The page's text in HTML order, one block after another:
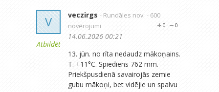
V
Atbildēt
veczirgs - Rundāles nov. - 600
novērojumi
0
0
14.06.2026 00:21
13. jūn. no rīta nedaudz mākoņains.
T. +11°C. Spiediens 762 mm.
Priekšpusdienā savairojās zemie
gubu mākoņi, bet vidējie un spalvu